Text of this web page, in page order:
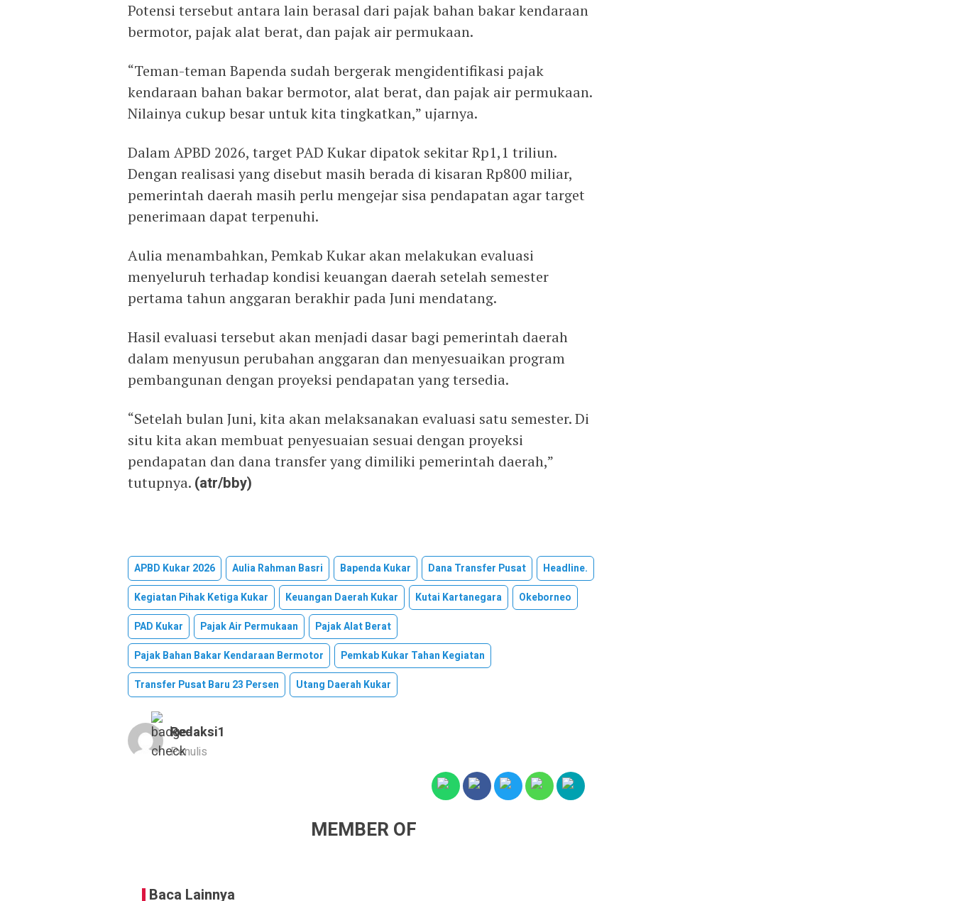
Potensi tersebut antara lain berasal dari pajak bahan bakar kendaraan
bermotor, pajak alat berat, dan pajak air permukaan.
“Teman-teman Bapenda sudah bergerak mengidentifikasi pajak
kendaraan bahan bakar bermotor, alat berat, dan pajak air permukaan.
Nilainya cukup besar untuk kita tingkatkan,” ujarnya.
Dalam APBD 2026, target PAD Kukar dipatok sekitar Rp1,1 triliun.
Dengan realisasi yang disebut masih berada di kisaran Rp800 miliar,
pemerintah daerah masih perlu mengejar sisa pendapatan agar target
penerimaan dapat terpenuhi.
Aulia menambahkan, Pemkab Kukar akan melakukan evaluasi
menyeluruh terhadap kondisi keuangan daerah setelah semester
pertama tahun anggaran berakhir pada Juni mendatang.
Hasil evaluasi tersebut akan menjadi dasar bagi pemerintah daerah
dalam menyusun perubahan anggaran dan menyesuaikan program
pembangunan dengan proyeksi pendapatan yang tersedia.
“Setelah bulan Juni, kita akan melaksanakan evaluasi satu semester. Di
situ kita akan membuat penyesuaian sesuai dengan proyeksi
pendapatan dan dana transfer yang dimiliki pemerintah daerah,”
tutupnya. (atr/bby)
APBD Kukar 2026 Aulia Rahman Basri Bapenda Kukar Dana Transfer Pusat
Headline.
Kegiatan Pihak Ketiga Kukar
Keuangan Daerah Kukar Kutai Kartanegara
Okeborneo
PAD Kukar
Pajak Air Permukaan
Pajak Alat Berat
Pajak Bahan Bakar Kendaraan Bermotor
Pemkab Kukar Tahan Kegiatan
Transfer Pusat Baru 23 Persen
Utang Daerah Kukar
Redaksi1
Penulis
MEMBER OF
Baca Lainnya